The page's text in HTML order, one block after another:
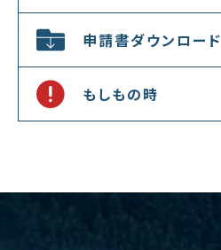
申請書ダウンロード
もしもの時